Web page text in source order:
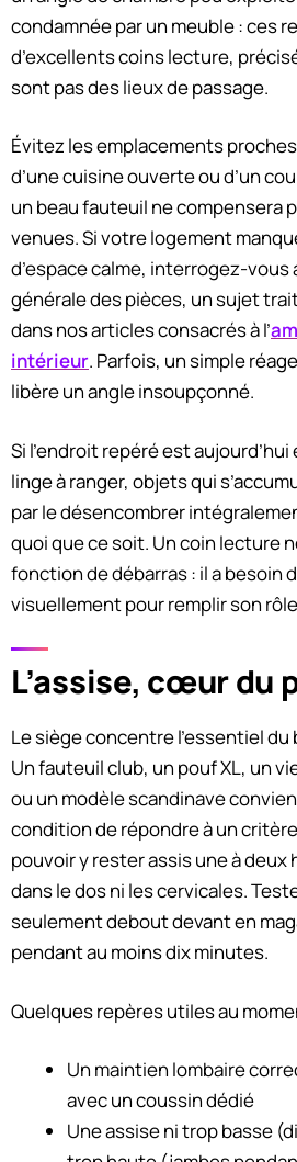
condamnée par un meuble : ces
d’excellents coins lecture,
sont pas des lieux de passage.
Évitez les emplacements
d’une cuisine ouverte ou d’un
un beau fauteuil ne compensera
venues. Si votre logement
d’espace calme, interrogez-
générale des pièces, un sujet
dans nos articles consacrés à l’
intérieur. Parfois, un simple
libère un angle insoupçonné.
Si l’endroit repéré est
linge à ranger, objets qui
par le désencombrer
quoi que ce soit. Un coin lecture
fonction de débarras : il a besoin
visuellement pour remplir son
L’assise, cœur du
Le siège concentre l’essentiel
Un fauteuil club, un pouf XL, un
ou un modèle scandinave
condition de répondre à un
pouvoir y rester assis une à deux
dans le dos ni les cervicales.
seulement debout devant en
pendant au moins dix minutes.
Quelques repères utiles au
Un maintien lombaire
avec un coussin dédié
Une assise ni trop basse